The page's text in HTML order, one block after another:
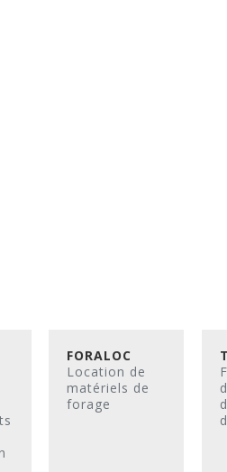
FORALOC
Location de
matériels de
forage